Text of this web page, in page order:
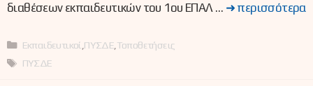
διαθέσεων εκπαιδευτικών του 1ου ΕΠΑΛ … ➜ περισσότερα
Κατηγορίες
Εκπαιδευτικοί ΠΥΣΔΕ Τοποθετήσεις
Ετικέτες
ΠΥΣΔΕ